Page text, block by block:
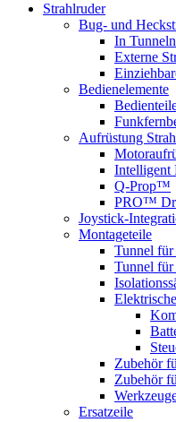
Strahlruder
Bug- und
In
Externe
Bedienelemente
Aufrüstung
Intelligent
Q-Prop™
PRO™
Joystick-
Montageteile
Tunnel für
Tunnel für
Zubehör
Zubehör
Ersatzeile